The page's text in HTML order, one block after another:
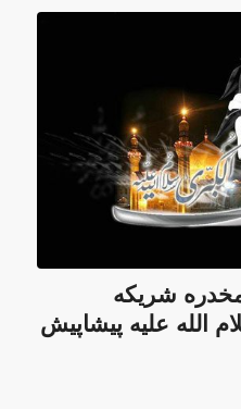
شریکه
الله علیه پیشاپیش